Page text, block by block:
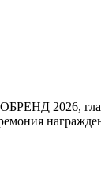
2026,